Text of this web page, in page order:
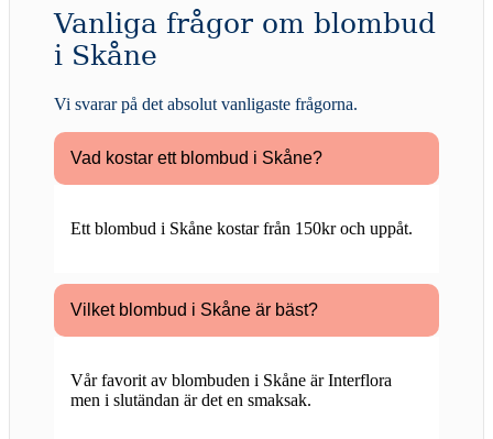
Vanliga frågor om blombud
i Skåne
Vi svarar på det absolut vanligaste frågorna.
Vad kostar ett blombud i Skåne?
Ett blombud i Skåne kostar från 150kr och uppåt.
Vilket blombud i Skåne är bäst?
Vår favorit av blombuden i Skåne är Interflora
men i slutändan är det en smaksak.